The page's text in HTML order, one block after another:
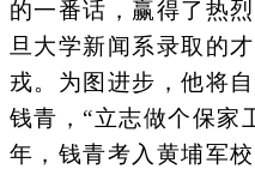
的一番话，赢得了热
旦大学新闻系录取的
戎。为图进步，他将
钱青，“立志做个保家
年，钱青考入黄埔军